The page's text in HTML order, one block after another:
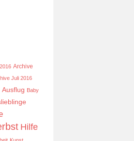
Archive
Juli 2016
Ausflug Baby
Hilfe